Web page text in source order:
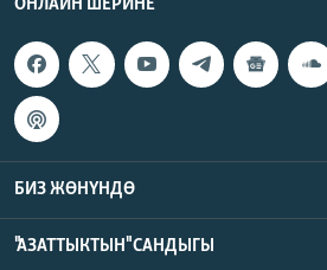
ОНЛАЙН ШЕРИНЕ
БИЗ ЖӨНҮНДӨ
"АЗАТТЫКТЫН" САНДЫГЫ